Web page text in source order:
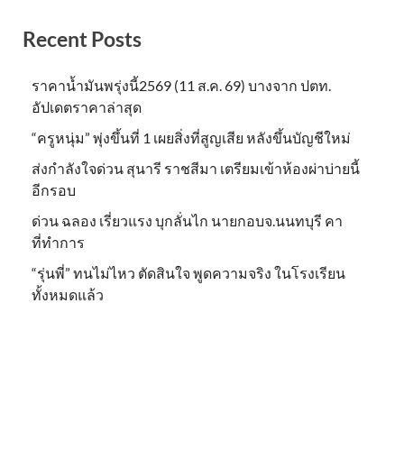
Recent Posts
ราคาน้ำมันพรุ่งนี้2569 (11 ส.ค. 69) บางจาก ปตท.
อัปเดตราคาล่าสุด
“ครูหนุ่ม” พุ่งขึ้นที่ 1 เผยสิ่งที่สูญเสีย หลังขึ้นบัญชีใหม่
ส่งกำลังใจด่วน สุนารี ราชสีมา เตรียมเข้าห้องผ่าบ่ายนี้
อีกรอบ
ด่วน ฉลอง เรี่ยวแรง บุกลั่นไก นายกอบจ.นนทบุรี คา
ที่ทำการ
“รุ่นพี่” ทนไม่ไหว ตัดสินใจ พูดความจริง ในโรงเรียน
ทั้งหมดแล้ว